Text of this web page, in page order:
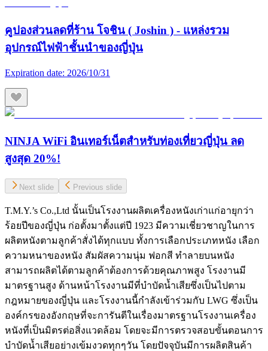
คูปองส่วนลดที่ร้าน โจชิน ( Joshin ) - แหล่งรวม
อุปกรณ์ไฟฟ้าชั้นนำของญี่ปุ่น
Expiration date: 2026/10/31
NINJA WiFi อินเทอร์เน็ตสำหรับท่องเที่ยวญี่ปุ่น ลด
สูงสุด 20%!
Next slide Previous slide
T.M.Y.’s Co.,Ltd นั้นเป็นโรงงานผลิตเครื่องหนังเก่าแก่อายุกว่า
ร้อยปีของญี่ปุ่น ก่อตั้งมาตั้งแต่ปี 1923 มีความเชี่ยวชาญในการ
ผลิตหนังตามลูกค้าสั่งได้ทุกแบบ ทั้งการเลือกประเภทหนัง เลือก
ความหนาของหนัง สัมผัสความนุ่ม ฟอกสี ทำลายบนหนัง
สามารถผลิตได้ตามลูกค้าต้องการด้วยคุณภาพสูง โรงงานมี
มาตรฐานสูง ด้านหน้าโรงงานมีที่บำบัดน้ำเสียซึ่งเป็นไปตาม
กฎหมายของญี่ปุ่น และโรงงานนี้กำลังเข้าร่วมกับ LWG ซึ่งเป็น
องค์กรของอังกฤษที่จะการันตีในเรื่องมาตรฐานโรงงานเครื่อง
หนังที่เป็นมิตรต่อสิ่งแวดล้อม โดยจะมีการตรวจสอบขั้นตอนการ
บำบัดน้ำเสียอย่างเข้มงวดทุกๆวัน โดยปัจจุบันมีการผลิตสินค้า